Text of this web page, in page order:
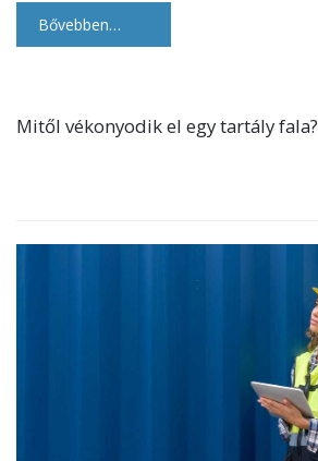
Bővebben…
Mitől vékonyodik el egy tartály fala?